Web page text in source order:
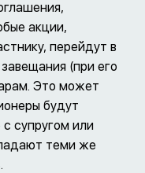
акции,
перейдут в
(при его
Это может
будут
супругом или
теми же